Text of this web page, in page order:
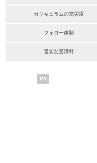
カリキュラムの充実度
フォロー体制
適切な受講料
PR